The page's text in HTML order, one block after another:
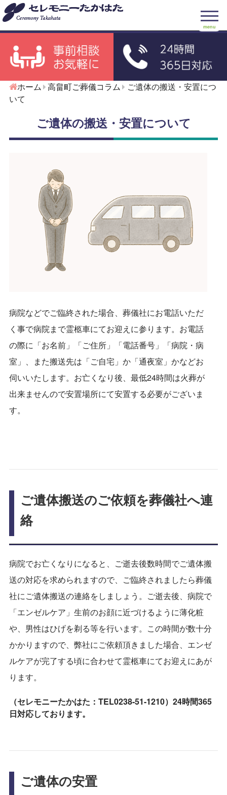
menu
ホーム 高畠町ご葬儀コラム
ご遺体の搬送・安置につ
いて
ご遺体の搬送・安置について
病院などでご臨終された場合、葬儀社にお電話いただ
く事で病院まで霊柩車にてお迎えに参ります。お電話
の際に「お名前」「ご住所」「電話番号」「病院・病
室」、また搬送先は「ご自宅」か「通夜室」かなどお
伺いいたします。お亡くなり後、最低24時間は火葬が
出来ませんので安置場所にて安置する必要がございま
す。
ご遺体搬送のご依頼を葬儀社へ連
絡
病院でお亡くなりになると、ご逝去後数時間でご遺体搬
送の対応を求められますので、ご臨終されましたら葬儀
社にご遺体搬送の連絡をしましょう。ご逝去後、病院で
「エンゼルケア」生前のお顔に近づけるように薄化粧
や、男性はひげを剃る等を行います。この時間が数十分
かかりますので、弊社にご依頼頂きました場合、エンゼ
ルケアが完了する頃に合わせて霊柩車にてお迎えにあが
ります。
（セレモニーたかはた：TEL0238-51-1210）24時間365
日対応しております。
ご遺体の安置